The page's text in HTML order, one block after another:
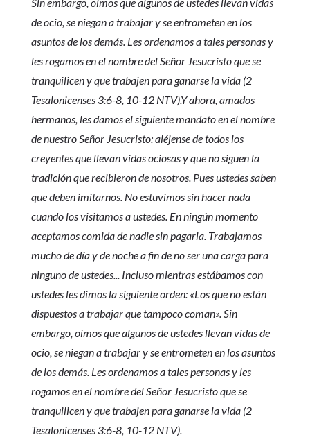
de ocio, se niegan a trabajar y se entrometen en los
asuntos de los demás. Les ordenamos a tales personas y
les rogamos en el nombre del Señor Jesucristo que se
tranquilicen y que trabajen para ganarse la vida (2
Tesalonicenses 3:6-8, 10-12 NTV).Y ahora, amados
hermanos, les damos el siguiente mandato en el nombre
de nuestro Señor Jesucristo: aléjense de todos los
creyentes que llevan vidas ociosas y que no siguen la
tradición que recibieron de nosotros. Pues ustedes saben
que deben imitarnos. No estuvimos sin hacer nada
cuando los visitamos a ustedes. En ningún momento
aceptamos comida de nadie sin pagarla. Trabajamos
mucho de día y de noche a fin de no ser una carga para
ninguno de ustedes... Incluso mientras estábamos con
ustedes les dimos la siguiente orden: «Los que no están
dispuestos a trabajar que tampoco coman». Sin
embargo, oímos que algunos de ustedes llevan vidas de
ocio, se niegan a trabajar y se entrometen en los asuntos
de los demás. Les ordenamos a tales personas y les
rogamos en el nombre del Señor Jesucristo que se
tranquilicen y que trabajen para ganarse la vida (2
Tesalonicenses 3:6-8, 10-12 NTV).